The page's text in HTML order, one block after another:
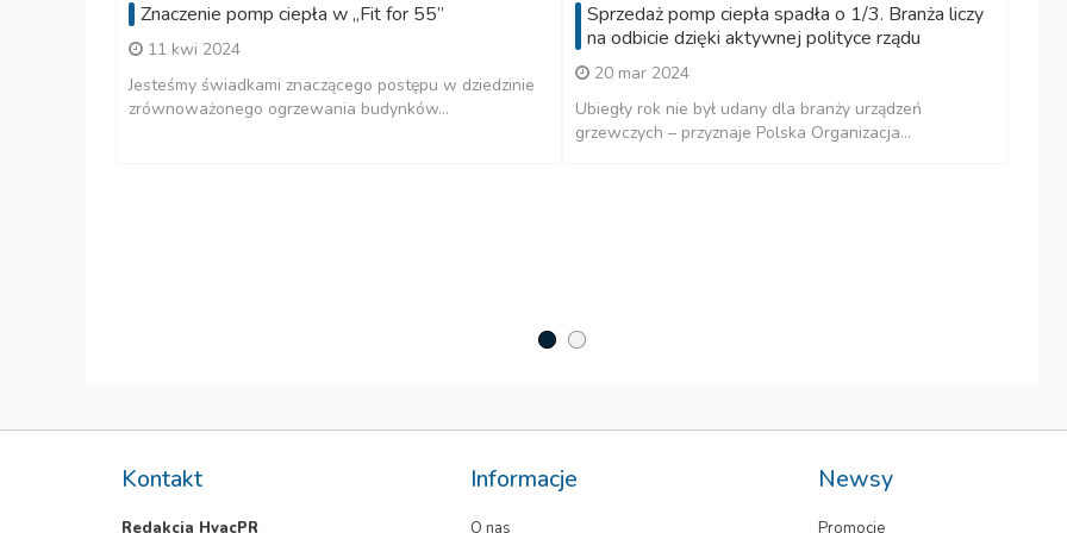
Znaczenie pomp ciepła w „Fit for 55”
11 kwi 2024
Jesteśmy świadkami znaczącego postępu w dziedzinie
zrównoważonego ogrzewania budynków...
Sprzedaż pomp ciepła spadła o 1/3. Branża liczy
na odbicie dzięki aktywnej polityce rządu
20 mar 2024
Ubiegły rok nie był udany dla branży urządzeń
grzewczych – przyznaje Polska Organizacja...
Kontakt
Redakcja HvacPR
Informacje
O nas
Newsy
Promocje